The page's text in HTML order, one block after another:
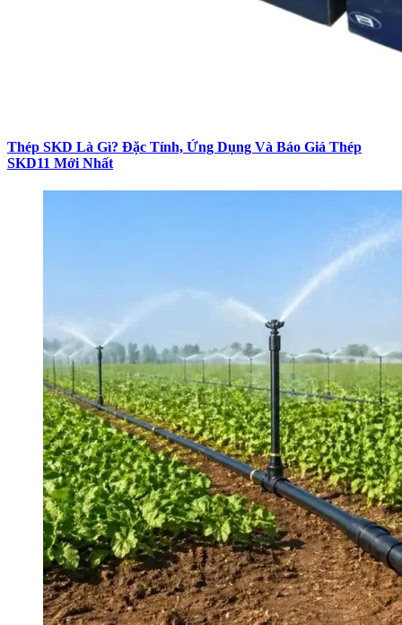
Thép SKD Là Gì? Đặc Tính, Ứng Dụng Và Báo Giá Thép
SKD11 Mới Nhất